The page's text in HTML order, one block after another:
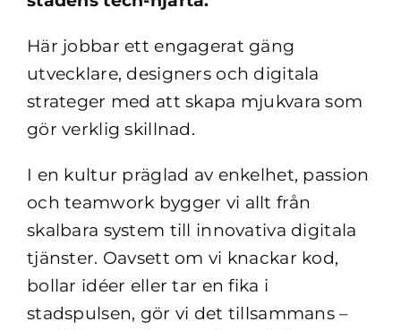
Här jobbar ett engagerat gäng
utvecklare, designers och digitala
strateger med att skapa mjukvara som
gör verklig skillnad.
I en kultur präglad av enkelhet, passion
och teamwork bygger vi allt från
skalbara system till innovativa digitala
tjänster. Oavsett om vi knackar kod,
bollar idéer eller tar en fika i
stadspulsen, gör vi det tillsammans –